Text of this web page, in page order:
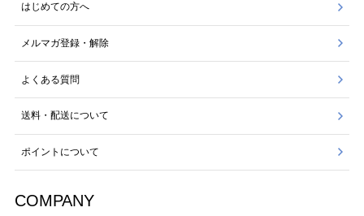
はじめての方へ
メルマガ登録・解除
よくある質問
送料・配送について
ポイントについて
COMPANY